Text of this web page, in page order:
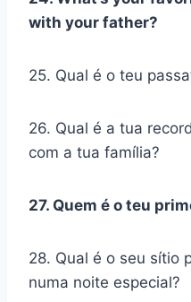
with your father?
25. Qual é o teu
26. Qual é a tua
com a tua família?
27. Quem é o teu
28. Qual é o seu sítio
numa noite especial?